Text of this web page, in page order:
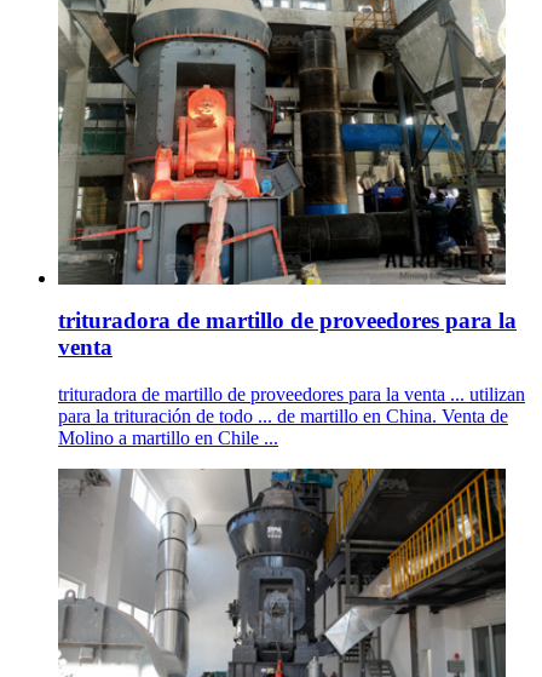
trituradora de martillo de proveedores para la
venta
trituradora de martillo de proveedores para la venta ... utilizan
para la trituración de todo ... de martillo en China. Venta de
Molino a martillo en Chile ...